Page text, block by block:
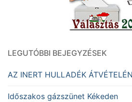
LEGUTÓBBI BEJEGYZÉSEK
AZ INERT HULLADÉK
Időszakos gázszünet Kékeden